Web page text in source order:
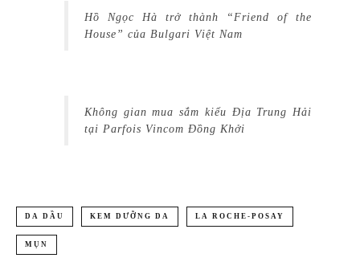
Hồ Ngọc Hà trở thành “Friend of the
House” của Bulgari Việt Nam
Không gian mua sắm kiểu Địa Trung Hải
tại Parfois Vincom Đồng Khởi
DA DẦU KEM DƯỠNG DA LA ROCHE-POSAY
MỤN